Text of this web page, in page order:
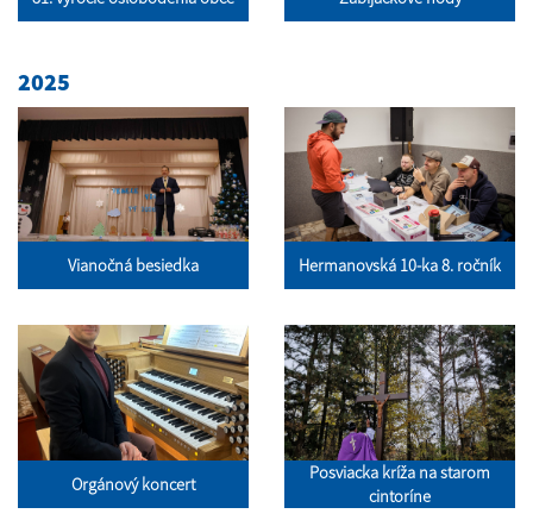
2025
Vianočná besiedka Hermanovská 10-ka 8. ročník
Orgánový koncert
Posviacka kríža na starom
cintoríne